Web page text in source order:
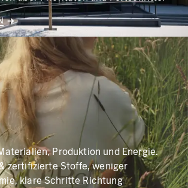
Produktion und Energie.
zertifizierte Stoffe, weniger
klare Schritte Richtung